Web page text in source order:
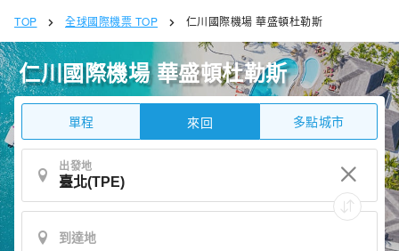
TOP 全球國際機票 TOP 仁川國際機場 華盛頓杜勒斯
仁川國際機場 華盛頓杜勒斯
單程 來回 多點城市
出發地